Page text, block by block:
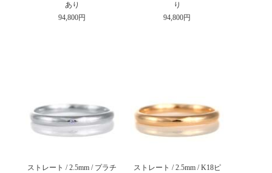
あり
94,800円
り
94,800円
ストレート / 2.5mm / プラチ
ストレート / 2.5mm / K18ピ